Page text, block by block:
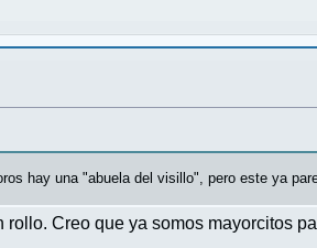
hay una "abuela del visillo", pero este ya
Creo que ya somos mayorcitos